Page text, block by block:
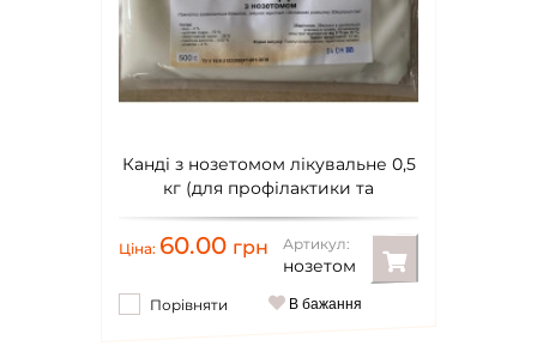
Канді з нозетомом лікувальне 0,5
кг (для профілактики та
лікування бджіл)
Ціна: 60.00 грн Артикул:
нозетом
Порівняти В бажання